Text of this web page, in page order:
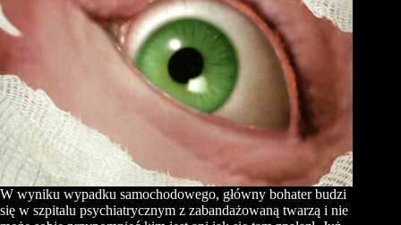
W wyniku wypadku samochodowego, główny bohater budzi
się w szpitalu psychiatrycznym z zabandażowaną twarzą i nie